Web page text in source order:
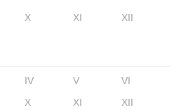
X XI XII
IV V
VI
X XI XII